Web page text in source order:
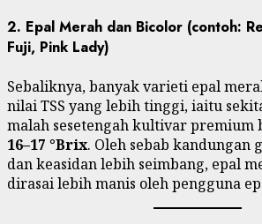
2. Epal Merah dan Bicolor (contoh:
Fuji, Pink Lady)
Sebaliknya, banyak varieti epal
nilai TSS yang lebih tinggi, iaitu
malah sesetengah kultivar premium
16–17 °Brix. Oleh sebab kandungan
dan keasidan lebih seimbang, epal
dirasai lebih manis oleh pengguna